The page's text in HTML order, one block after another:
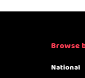
Browse
National